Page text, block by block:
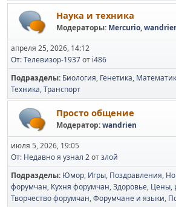
Наука и техника
Модераторы: Mercurio,
апреля 25, 2026, 14:12
От: Телевизор-1937от i486
Подразделы Биология Генетика
Техника Транспорт
Просто общение
Модератор:wandrien
июля 5, 2026, 19:05
От: Недавно я узнал 2отзлой
Подразделы Юмор Игры Поздравления
форумчан Кухня форумчан Здоровье Цены,
Творчество форумчан Форумчане и языки